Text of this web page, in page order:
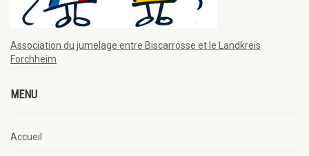
Association du jumelage entre Biscarrosse et le Landkreis
Forchheim
MENU
Accueil